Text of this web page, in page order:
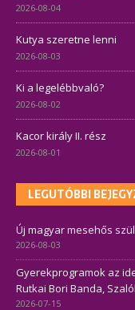
2026-08-04
Kutya szeretne lenni
2026-08-03
Ki a legelébbvaló?
2026-08-02
Kacor király II. rész
2026-08-01
LEGUTÓBBI
Új magyar mesehős
2026-08-03
Gyerekprogramok az
Rutkai Bori Banda,
2026-07-15